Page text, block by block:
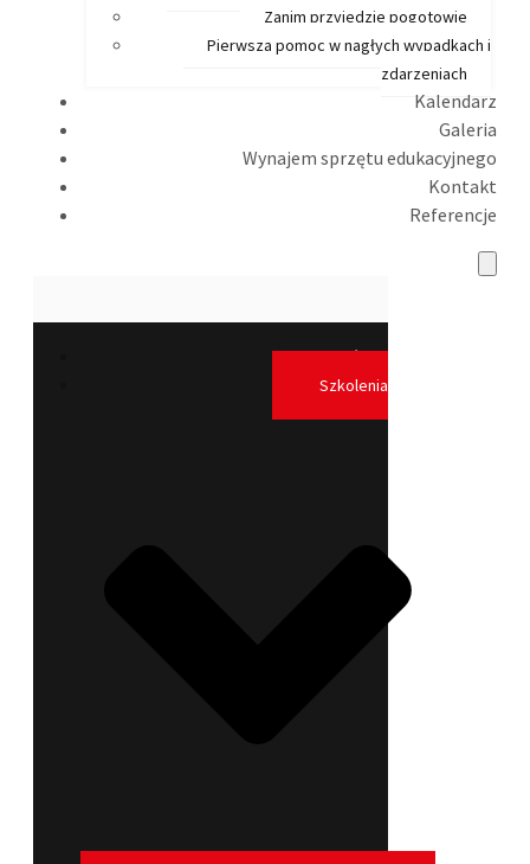
Zanim przyjedzie pogotowie
Pierwsza pomoc w nagłych wypadkach i
zdarzeniach
Kalendarz
Galeria
Wynajem sprzętu edukacyjnego
Kontakt
Referencje
Główna
Szkolenia